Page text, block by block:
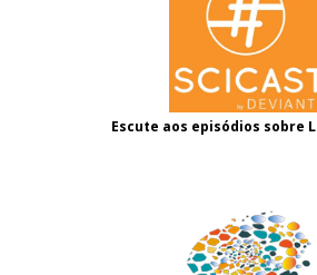
Escute aos episódios sobre